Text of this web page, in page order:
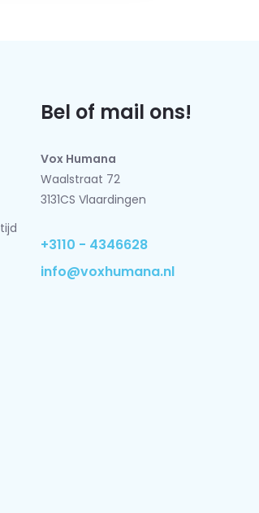
Bel of mail ons!
Vox Humana
Waalstraat 72
3131CS Vlaardingen
+3110 - 4346628
info@voxhumana.nl